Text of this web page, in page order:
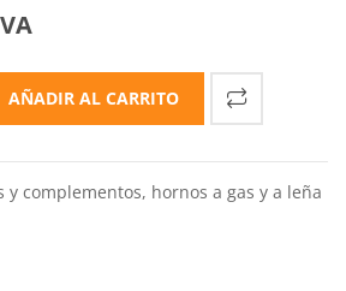
AÑADIR AL CARRITO
y complementos, hornos a gas y a leña